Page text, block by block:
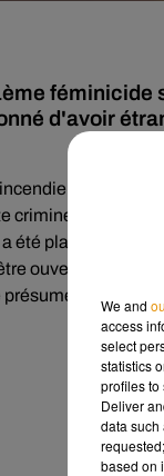
féminicide
d'avoir
survenu à
criminelle a été
été placé en garde
ouverte pour
innocent
We and
access
select
statistics
profiles to
Deliver
data such
based on